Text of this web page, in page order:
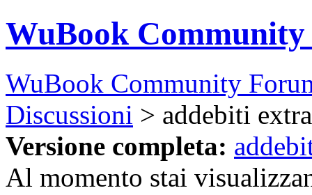
WuBook
WuBook Community
Discussioni > addebiti extra
Versione completa:
Al momento stai